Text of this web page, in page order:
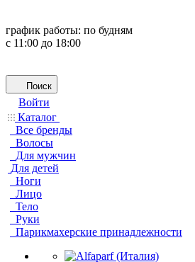
график работы: по будням
с 11:00 до 18:00
Поиск
Войти
Каталог
Все бренды
Волосы
Для мужчин
Для детей
Ноги
Лицо
Тело
Руки
Парикмахерские принадлежности